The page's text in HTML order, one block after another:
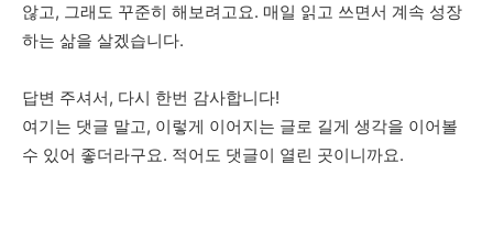
않고, 그래도 꾸준히 해보려고요. 매일 읽고 쓰면서 계속 성장
하는 삶을 살겠습니다.
답변 주셔서, 다시 한번 감사합니다!
여기는 댓글 말고, 이렇게 이어지는 글로 길게 생각을 이어볼
수 있어 좋더라구요. 적어도 댓글이 열린 곳이니까요.